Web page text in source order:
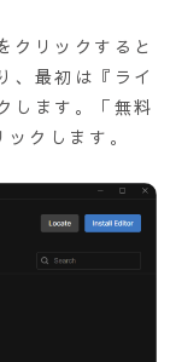
クリックすると
、最初は『ライ
します。「無料
クします。